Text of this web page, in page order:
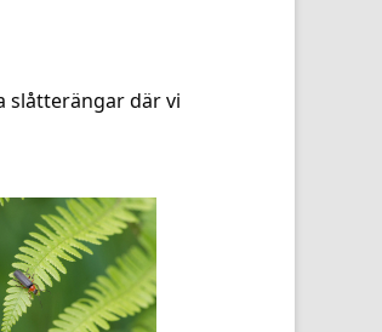
slåtterängar där vi